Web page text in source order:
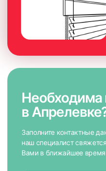
Необходима
в
Заполните контактные
наш специалист
Вами в ближайшее время